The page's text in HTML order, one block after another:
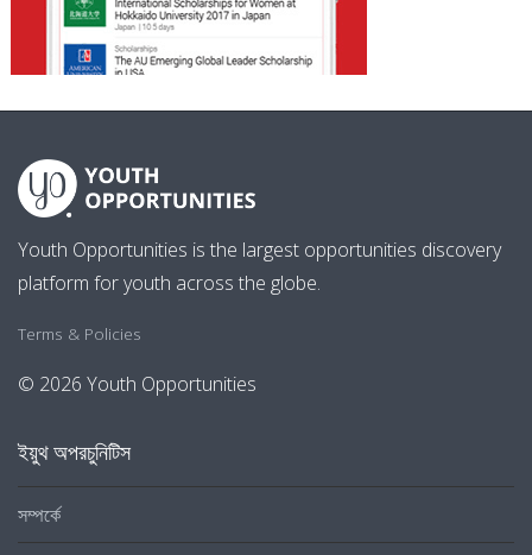
Youth Opportunities is the largest opportunities discovery
platform for youth across the globe.
Terms & Policies
© 2026 Youth Opportunities
ইয়ুথ অপরচুনিটিস
সম্পর্কে